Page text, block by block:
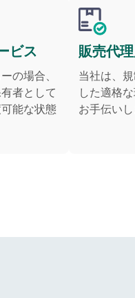
ビス
の場合、
者として
能な状態
販売代
当社は、
した適格
お手伝い